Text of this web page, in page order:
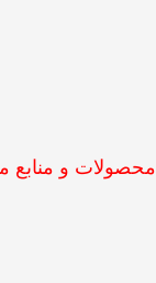
محصولات و منابع